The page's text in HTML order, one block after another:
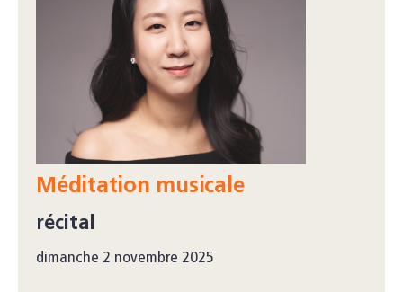
Méditation musicale
récital
dimanche 2 novembre 2025